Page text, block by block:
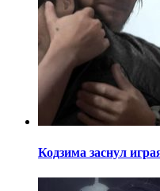
Кодзима заснул